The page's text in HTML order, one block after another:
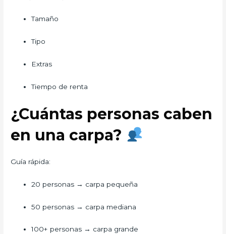
Tamaño
Tipo
Extras
Tiempo de renta
¿Cuántas personas caben
en una carpa?
Guía rápida:
20 personas → carpa pequeña
50 personas → carpa mediana
100+ personas → carpa grande